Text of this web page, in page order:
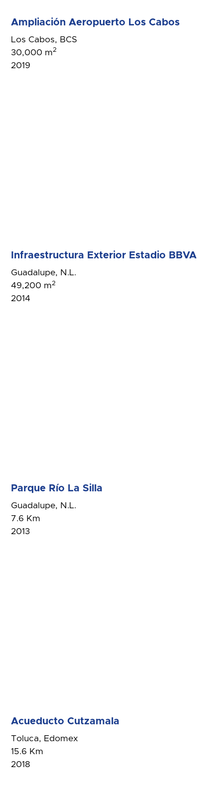
Ampliación Aeropuerto Los Cabos
Los Cabos, BCS
30,000 m2
2019
Infraestructura Exterior Estadio BBVA
Guadalupe, N.L.
49,200 m2
2014
Parque Río La Silla
Guadalupe, N.L.
7.6 Km
2013
Acueducto Cutzamala
Toluca, Edomex
15.6 Km
2018